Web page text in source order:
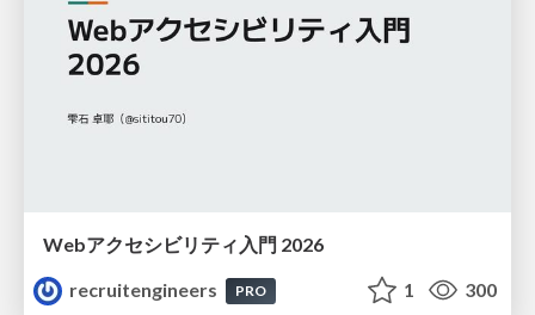
Webアクセシビリティ入門 2026
recruitengineers
PRO 1 300